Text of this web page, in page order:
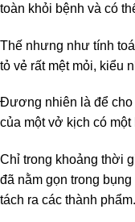
toàn khỏi bệnh và có
Thế nhưng như tính
tỏ vẻ rất mệt mỏi, kiểu
Đương nhiên là để cho
của một vở kịch có một
Chỉ trong khoảng thời
đã nằm gọn trong
tách ra các thành phẩm.